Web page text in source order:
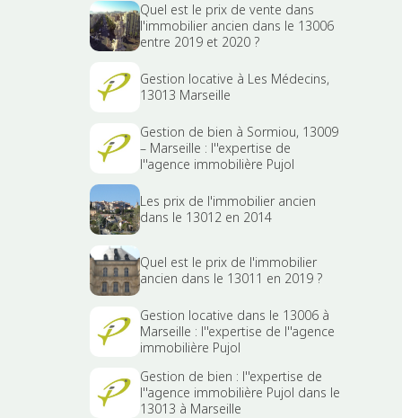
Quel est le prix de vente dans
l'immobilier ancien dans le 13006
entre 2019 et 2020 ?
Gestion locative à Les Médecins,
13013 Marseille
Gestion de bien à Sormiou, 13009
– Marseille : l''expertise de
l''agence immobilière Pujol
Les prix de l'immobilier ancien
dans le 13012 en 2014
Quel est le prix de l'immobilier
ancien dans le 13011 en 2019 ?
Gestion locative dans le 13006 à
Marseille : l''expertise de l''agence
immobilière Pujol
Gestion de bien : l''expertise de
l''agence immobilière Pujol dans le
13013 à Marseille